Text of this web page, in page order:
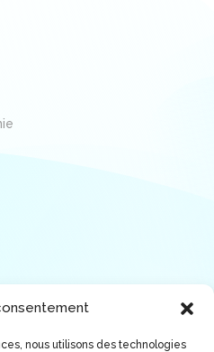
nous utilisons des technologies